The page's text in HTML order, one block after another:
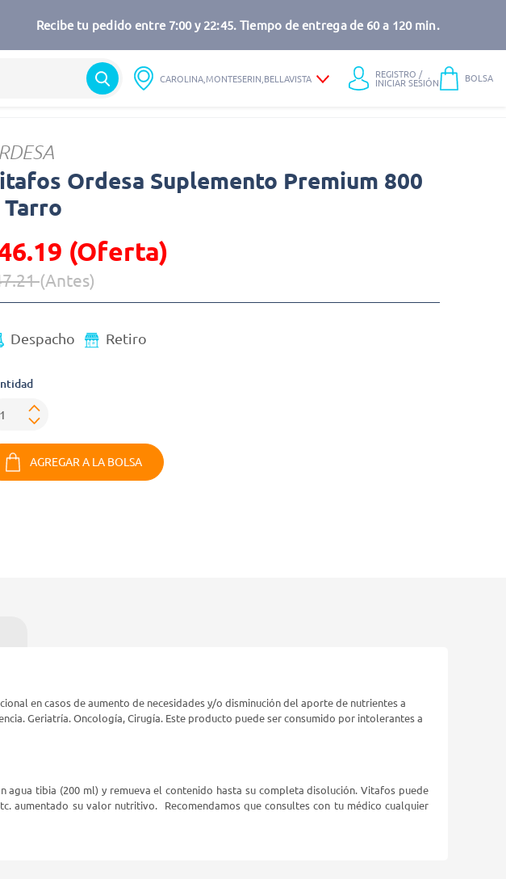
Recibe tu pedido entre 7:00 y 22:45. Tiempo de entrega de 60 a 120 min.
CAROLINA,MONTESERIN,BELLAVISTA REGISTRO /
INICIAR SESIÓN BOLSA
Ordesa Suplemento Premium 800
Tarro
(Oferta)
reducido de
(Antes)
Despacho Retiro
AGREGAR A LA BOLSA
en casos de aumento de necesidades y/o disminución del aporte de nutrientes a
Geriatría. Oncología, Cirugía. Este producto puede ser consumido por intolerantes a
tibia (200 ml) y remueva el contenido hasta su completa disolución. Vitafos puede
aumentado su valor nutritivo. Recomendamos que consultes con tu médico cualquier